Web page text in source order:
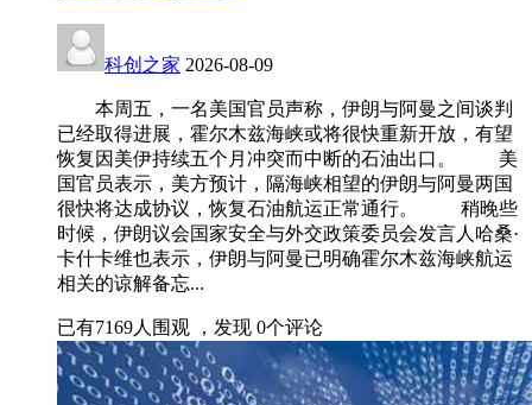
科创之家 2026-08-09
本周五，一名美国官员声称，伊朗与阿曼之间谈判
已经取得进展，霍尔木兹海峡或将很快重新开放，有望
恢复因美伊持续五个月冲突而中断的石油出口。 美
国官员表示，美方预计，隔海峡相望的伊朗与阿曼两国
很快将达成协议，恢复石油航运正常通行。 稍晚些
时候，伊朗议会国家安全与外交政策委员会发言人哈桑·
卡什卡维也表示，伊朗与阿曼已明确霍尔木兹海峡航运
相关的谅解备忘...
已有7169人围观 ，发现 0个评论